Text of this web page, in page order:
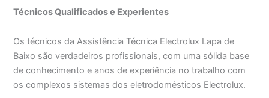
Técnicos Qualificados e Experientes
Os técnicos da Assistência Técnica Electrolux Lapa de
Baixo são verdadeiros profissionais, com uma sólida base
de conhecimento e anos de experiência no trabalho com
os complexos sistemas dos eletrodomésticos Electrolux.